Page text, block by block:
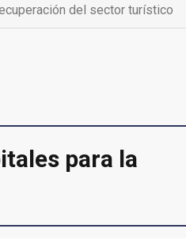
del sector turístico
para la